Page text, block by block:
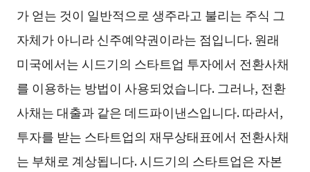
가 얻는 것이 일반적으로 생주라고 불리는 주식 그
자체가 아니라 신주예약권이라는 점입니다. 원래
미국에서는 시드기의 스타트업 투자에서 전환사채
를 이용하는 방법이 사용되었습니다. 그러나, 전환
사채는 대출과 같은 데드파이낸스입니다. 따라서,
투자를 받는 스타트업의 재무상태표에서 전환사채
는 부채로 계상됩니다. 시드기의 스타트업은 자본